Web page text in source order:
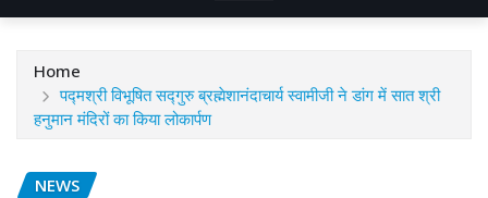
Home
पद्मश्री विभूषित सद्गुरु ब्रह्मेशानंदाचार्य स्वामीजी ने डांग में सात श्री
हनुमान मंदिरों का किया लोकार्पण
NEWS